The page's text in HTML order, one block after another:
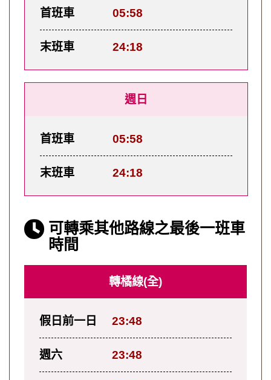
首班車 05:58
末班車 24:18
週日
首班車 05:58
末班車 24:18
可轉乘其他路線之最後一班車
時間
轉橘線(全)
假日前一日 23:48
週六 23:48